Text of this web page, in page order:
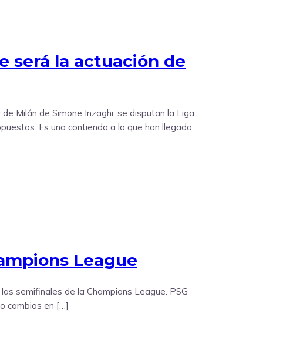
será la actuación de
Milán de Simone Inzaghi, se disputan la Liga
Es una contienda a la que han llegado
League
semifinales de la Champions League. PSG
cambios en […]